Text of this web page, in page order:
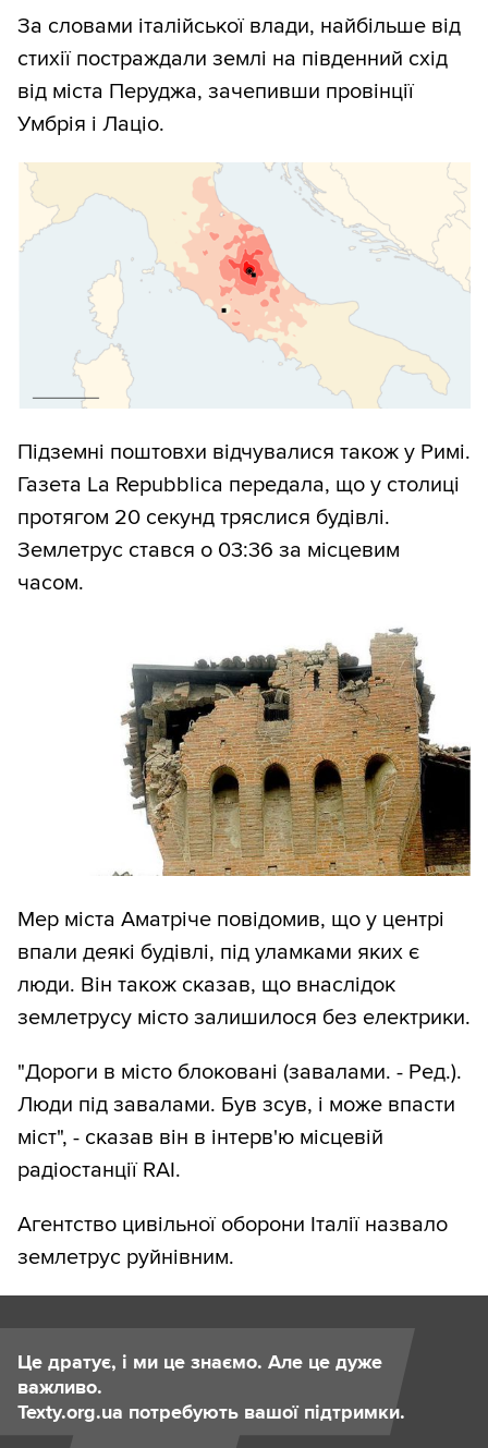
За словами італійської влади, найбільше від
стихії постраждали землі на південний схід
від міста Перуджа, зачепивши провінції
Умбрія і Лаціо.
Підземні поштовхи відчувалися також у Римі.
Газета La Repubblica передала, що у столиці
протягом 20 секунд тряслися будівлі.
Землетрус стався о 03:36 за місцевим
часом.
Мер міста Аматріче повідомив, що у центрі
впали деякі будівлі, під уламками яких є
люди. Він також сказав, що внаслідок
землетрусу місто залишилося без електрики.
"Дороги в місто блоковані (завалами. - Ред.).
Люди під завалами. Був зсув, і може впасти
міст", - сказав він в інтерв'ю місцевій
радіостанції RAI.
Агентство цивільної оборони Італії назвало
землетрус руйнівним.
Це дратує, і ми це знаємо. Але це дуже
важливо.
Texty.org.ua потребують вашої підтримки.